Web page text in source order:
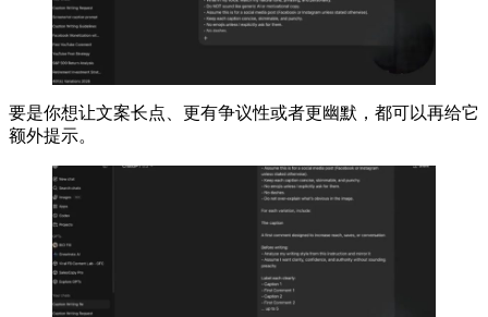
要是你想让文案长点、更有争议性或者更幽默，都可以再给它
额外提示。